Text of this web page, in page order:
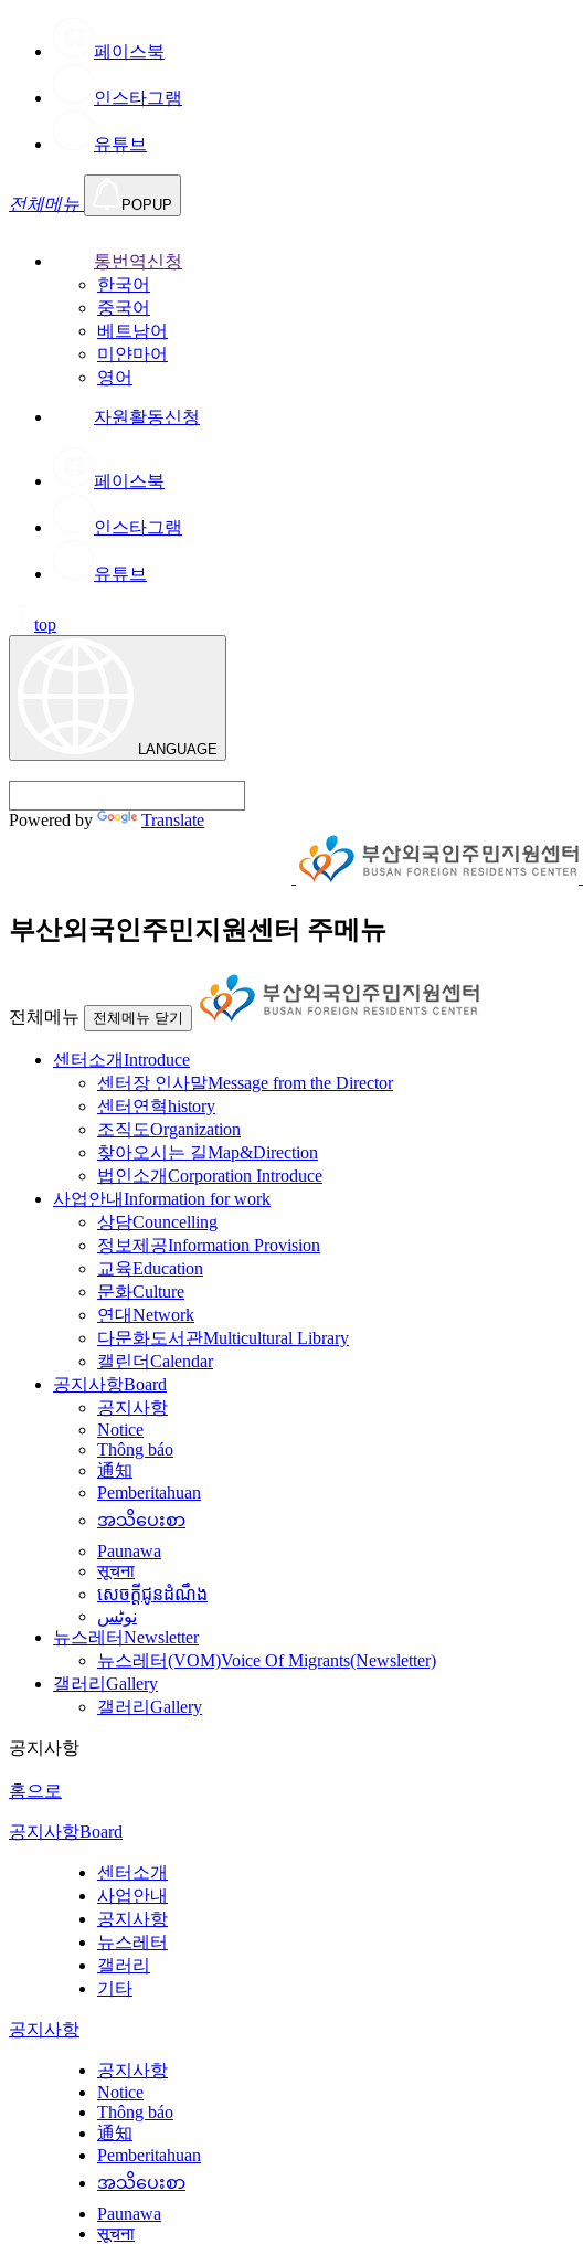
페이스북
인스타그램
유튜브
전체메뉴 POPUP
통번역신청
한국어
중국어
베트남어
미얀마어
영어
자원활동신청
페이스북
인스타그램
유튜브
top
LANGUAGE
Powered by Translate
부산외국인주민지원센터 주메뉴
전체메뉴 전체메뉴 닫기
센터소개Introduce
센터장 인사말Message from the Director
센터연혁history
조직도Organization
찾아오시는 길Map&Direction
법인소개Corporation Introduce
사업안내Information for work
상담Councelling
정보제공Information Provision
교육Education
문화Culture
연대Network
다문화도서관Multicultural Library
캘린더Calendar
공지사항Board
공지사항
Notice
Thông báo
通知
Pemberitahuan
အသိပေးစာ
Paunawa
सूचना
សេចក្តីជូនដំណឹង
نوٹس
뉴스레터Newsletter
뉴스레터(VOM)Voice Of Migrants(Newsletter)
갤러리 Gallery
갤러리 Gallery
공지사항
홈으로
공지사항Board
센터소개
사업안내
공지사항
뉴스레터
갤러리
기타
공지사항
공지사항
Notice
Thông báo
通知
Pemberitahuan
အသိပေးစာ
Paunawa
सूचना